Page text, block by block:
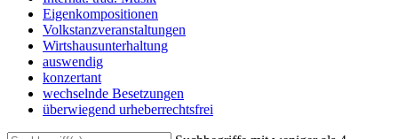
Eigenkompositionen
Volkstanzveranstaltungen
Wirtshausunterhaltung
auswendig
konzertant
wechselnde Besetzungen
überwiegend urheberrechtsfrei